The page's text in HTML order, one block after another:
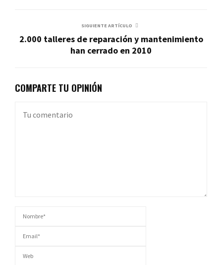
SIGUIENTE ARTÍCULO
2.000 talleres de reparación y mantenimiento
han cerrado en 2010
COMPARTE TU OPINIÓN